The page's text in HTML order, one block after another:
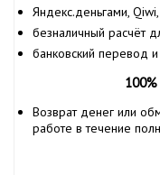
Яндекс.деньгами,
безналичный расчёт
банковский перевод
Возврат денег или
работе в течение